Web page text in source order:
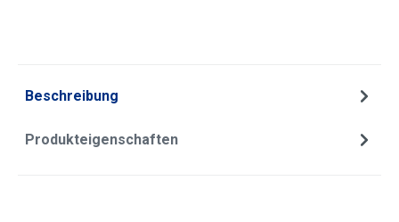
Beschreibung
Produkteigenschaften